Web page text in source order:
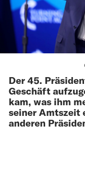
Der 45.
Geschäft
kam, was ihm
seiner Amtszeit
anderen